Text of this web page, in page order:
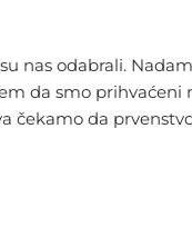
nas odabrali.
da smo prihvaćeni
čekamo da